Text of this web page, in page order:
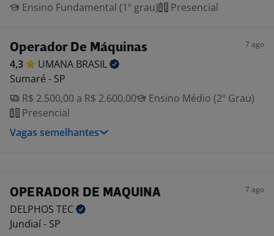
Ensino Fundamental (1º grau)
Presencial
Operador De Máquinas 7 ago
4,3 UMANA BRASIL
Sumaré - SP
R$ 2.500,00 a R$ 2.600,00
Ensino Médio (2º Grau)
Presencial
Vagas semelhantes
OPERADOR DE MAQUINA 7 ago
DELPHOS TEC
Jundiaí - SP